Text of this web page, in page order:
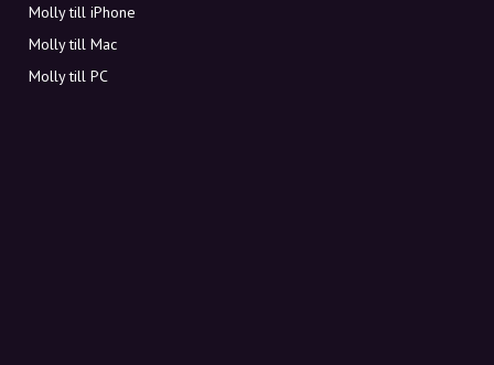
Molly till iPhone
Molly till Mac
Molly till PC